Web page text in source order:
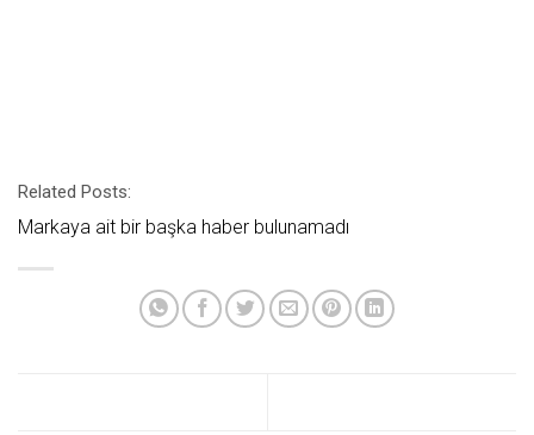
Related Posts:
Markaya ait bir başka haber bulunamadı